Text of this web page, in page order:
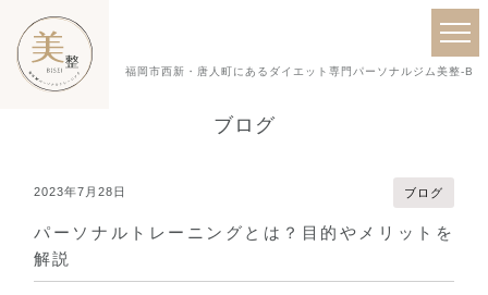
福岡市西新・唐人町にあるダイエット専門パーソナルジム美整-
ブログ
2023年7月28日 ブログ
パーソナルトレーニングとは？目的やメリットを
解説